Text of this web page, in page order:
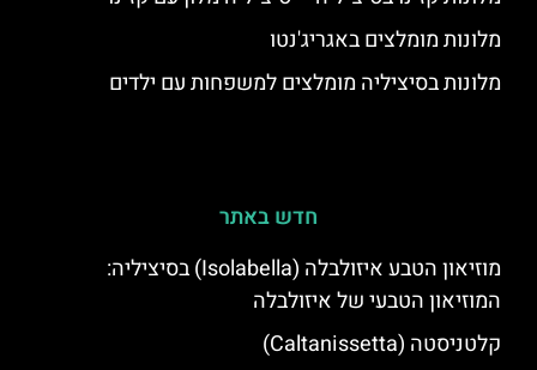
מלונות מומלצים באגריג'נטו
מלונות בסיציליה מומלצים למשפחות עם ילדים
חדש באתר
מוזיאון הטבע איזולבלה (Isolabella) בסיציליה:
המוזיאון הטבעי של איזולבלה
קלטניסטה (Caltanissetta)